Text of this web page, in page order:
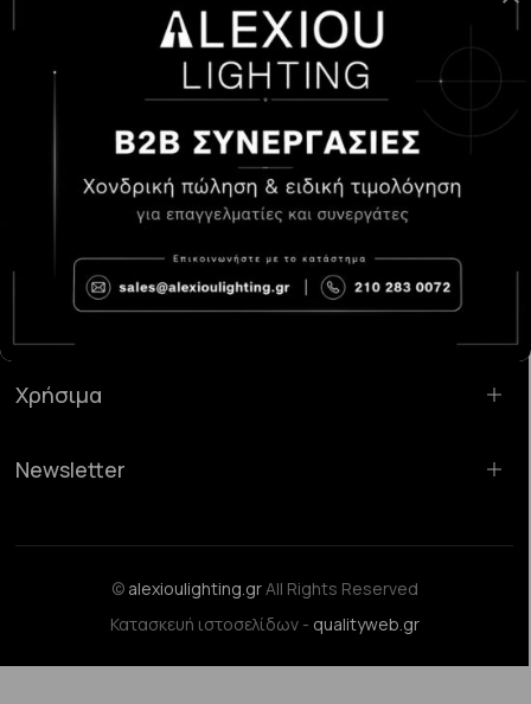
Κατάστημα Χαλάνδρι:Σαρανταπόρου 55, 15232, Χαλάνδρι
sales@alexioulighting.gr
210 283 0072
6983123181
Χρήσιμα
Newsletter
© alexioulighting.grAll Rights Reserved
Κατασκευή ιστοσελίδων - qualityweb.gr